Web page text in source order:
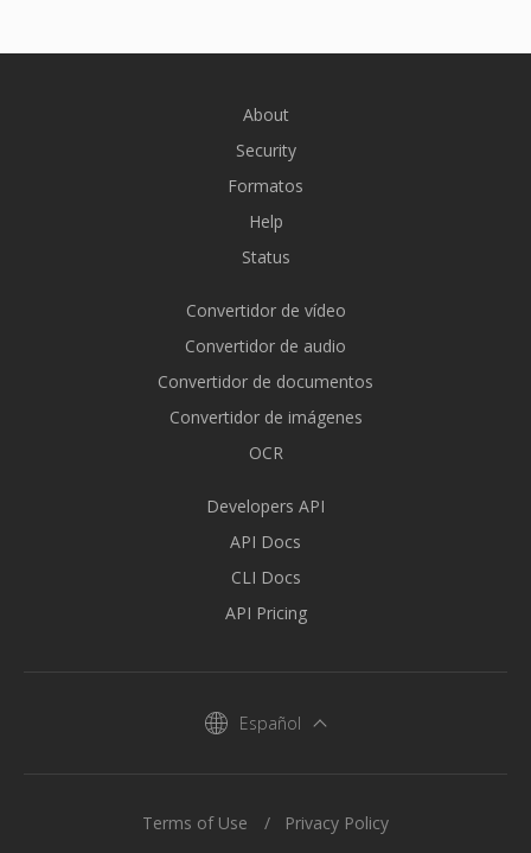
About
Security
Formatos
Help
Status
Convertidor de vídeo
Convertidor de audio
Convertidor de documentos
Convertidor de imágenes
OCR
Developers API
API Docs
CLI Docs
API Pricing
Español
Terms of Use Privacy Policy